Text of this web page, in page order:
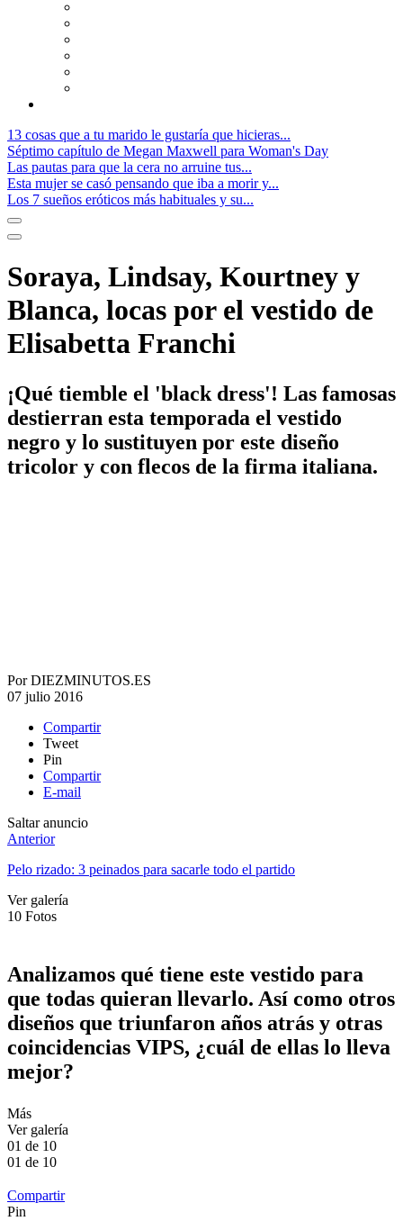
13 cosas que a tu marido le gustaría que hicieras...
Séptimo capítulo de Megan Maxwell para Woman's Day
Las pautas para que la cera no arruine tus...
Esta mujer se casó pensando que iba a morir y...
Los 7 sueños eróticos más habituales y su...
Soraya, Lindsay, Kourtney y
Blanca, locas por el vestido de
Elisabetta Franchi
¡Qué tiemble el 'black dress'! Las famosas
destierran esta temporada el vestido
negro y lo sustituyen por este diseño
tricolor y con flecos de la firma italiana.
PorDIEZMINUTOS.ES
07 julio 2016
Compartir
Tweet
Pin
Compartir
E-mail
Saltar anuncio
Anterior
Pelo rizado: 3 peinados para sacarle todo el partido
Ver galería
10 Fotos
Analizamos qué tiene este vestido para
que todas quieran llevarlo. Así como otros
diseños que triunfaron años atrás y otras
coincidencias VIPS, ¿cuál de ellas lo lleva
mejor?
Más
Ver galería
01 de 10
01 de 10
Compartir
Pin